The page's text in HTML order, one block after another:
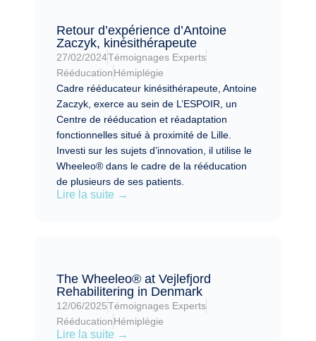
Retour d’expérience d’Antoine
Zaczyk, kinésithérapeute
27/02/2024Témoignages Experts
RééducationHémiplégie
Cadre rééducateur kinésithérapeute, Antoine
Zaczyk, exerce au sein de L’ESPOIR, un
Centre de rééducation et réadaptation
fonctionnelles situé à proximité de Lille.
Investi sur les sujets d’innovation, il utilise le
Wheeleo® dans le cadre de la rééducation
de plusieurs de ses patients.
Lire la suite →
The Wheeleo® at Vejlefjord
Rehabilitering in Denmark
12/06/2025Témoignages Experts
RééducationHémiplégie
Lire la suite →